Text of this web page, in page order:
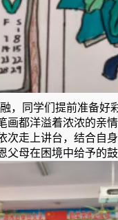
，同学们提前准备好
画都洋溢着浓浓的亲
次走上讲台，结合自
父母在困境中给予的